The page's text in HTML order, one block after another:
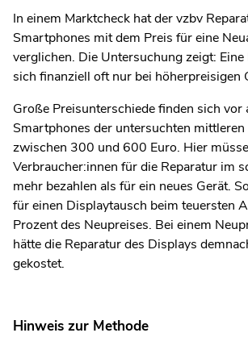
In einem Marktcheck hat der vzbv
Smartphones mit dem Preis für eine
verglichen. Die Untersuchung zeigt:
sich finanziell oft nur bei höherpreisigen
Große Preisunterschiede finden sich vor
Smartphones der untersuchten
zwischen 300 und 600 Euro. Hier
Verbraucher:innen für die Reparatur im
mehr bezahlen als für ein neues Gerät.
für einen Displaytausch beim teuersten
Prozent des Neupreises. Bei einem
hätte die Reparatur des Displays
gekostet.
Hinweis zur Methode